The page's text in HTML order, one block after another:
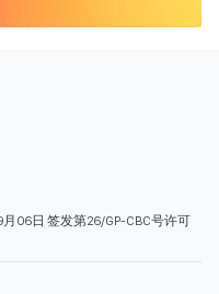
、范氏云英、杨文光、阮德显、